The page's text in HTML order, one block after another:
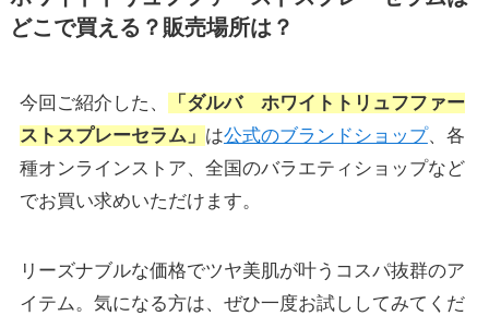
どこで買える？販売場所は？
今回ご紹介した、
「ダルバ ホワイトトリュフファー
ストスプレーセラム」 は公式のブランドショップ、各
種オンラインストア、全国のバラエティショップなど
でお買い求めいただけます。
リーズナブルな価格でツヤ美肌が叶うコスパ抜群のア
イテム。気になる方は、ぜひ一度お試ししてみてくだ